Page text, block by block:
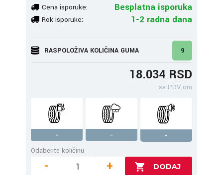
Cena isporuke: Besplatna isporuka
Rok isporuke: 1-2 radna dana
RASPOLOŽIVA KOLIČINA GUMA 9
18.034 RSD
sa PDV-om
- -
-
Odaberite količinu
- +